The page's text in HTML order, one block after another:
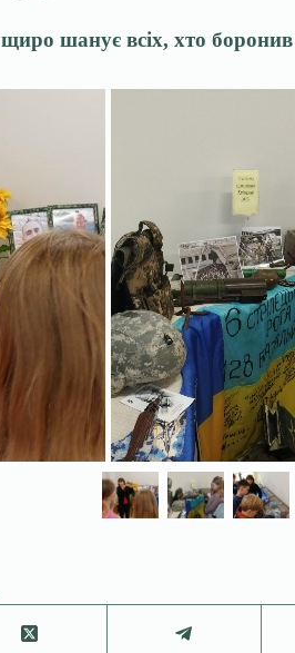
щиро шанує всіх, хто боронив